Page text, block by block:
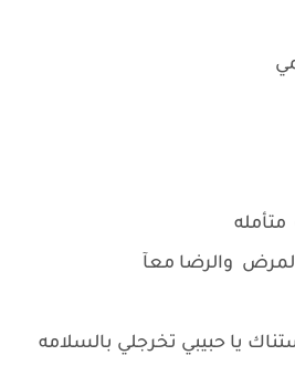
والرضا معآ
يا حبيبي تخرجلي بالسلامه